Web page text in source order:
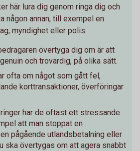
här lura dig genom ringa dig och
någon annan, till exempel en
myndighet eller polis.
övertyga dig om är att
och trovärdig, på olika sätt.
ofta om något som gått fel,
korttransaktioner, överföringar
har de oftast ett stressande
att man stoppat en
pågående utlandsbetalning eller
ska övertygas om att agera snabbt